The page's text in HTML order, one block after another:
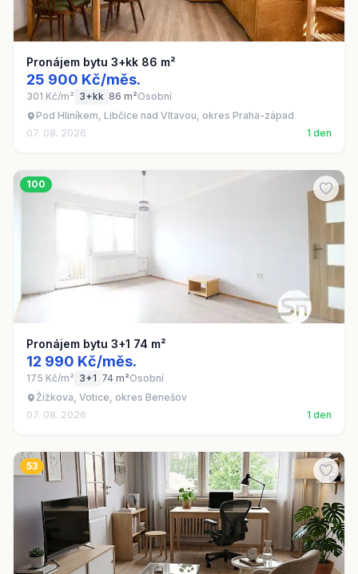
Pronájem bytu 3+kk 86 m²
25 900 Kč/měs.
301 Kč/m² 3+kk 86 m²Osobní
Pod Hliníkem, Libčice nad Vltavou, okres Praha-západ
07. 08. 2026
1 den
100
Pronájem bytu 3+1 74 m²
12 990 Kč/měs.
175 Kč/m² 3+1 74 m²Osobní
Žižkova, Votice, okres Benešov
07. 08. 2026
1 den
53